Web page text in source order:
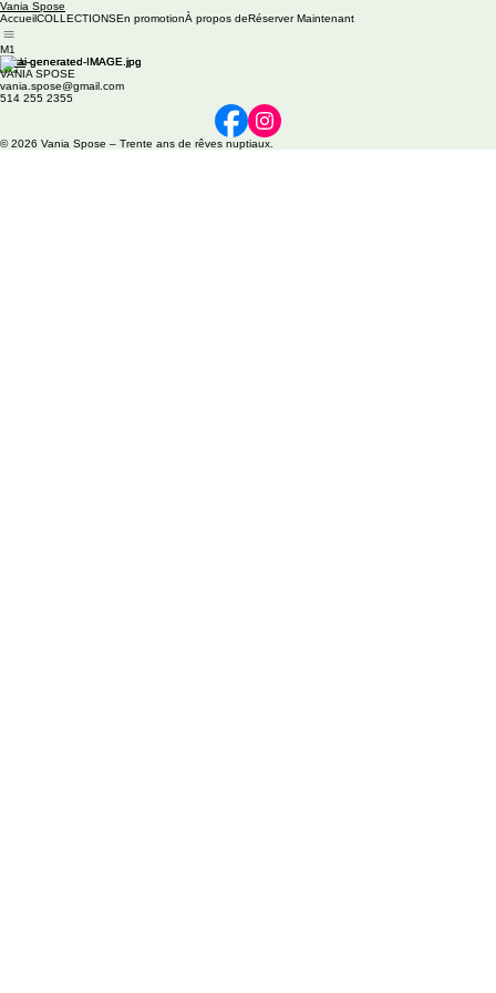
Vania Spose
AccueilCOLLECTIONSEn promotionÀ propos deRéserver Maintenant
M1
Back
VANIA SPOSE
vania.spose@gmail.com
514 255 2355
© 2026 Vania Spose – Trente ans de rêves nuptiaux.